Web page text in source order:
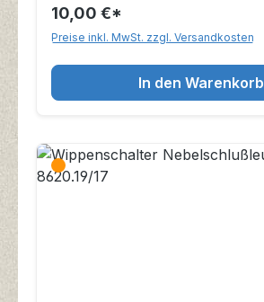
10,00 €*
Preise inkl. MwSt. zzgl. Versandkosten
In den Warenkorb